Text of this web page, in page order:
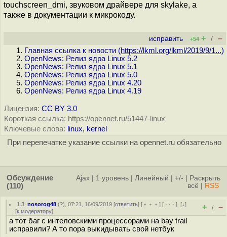
touchscreen_dmi, звуковом драйвере для skylake, а
также в документации к микрокоду.
исправить +54 + / –
Главная ссылка к новости (https://lkml.org/lkml/2019/9/1...)
OpenNews: Релиз ядра Linux 5.2
OpenNews: Релиз ядра Linux 5.1
OpenNews: Релиз ядра Linux 5.0
OpenNews: Релиз ядра Linux 4.20
OpenNews: Релиз ядра Linux 4.19
Лицензия: CC BY 3.0
Короткая ссылка: https://opennet.ru/51447-linux
Ключевые слова: linux, kernel
При перепечатке указание ссылки на opennet.ru обязательно
Обсуждение
(110)
Ajax 1 уровень Линейный +/-
Раскрыть
всё
RSS
1.3 ,nosorog48 (?), 07:21, 16/09/2019 [ответить] [ ﹢﹢﹢] [ · · ·][↓]
[к модератору] + / –
а тот баг с интеловскими процессорами на bay trail
исправили? А то пора выкидывать свой нетбук